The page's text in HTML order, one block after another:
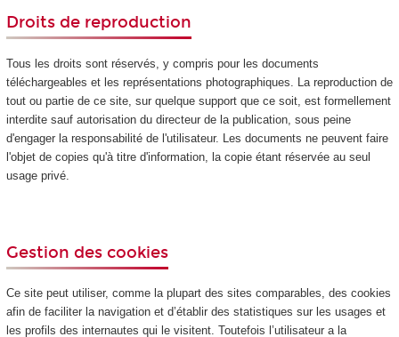
Droits de reproduction
Tous les droits sont réservés, y compris pour les documents
téléchargeables et les représentations photographiques. La reproduction de
tout ou partie de ce site, sur quelque support que ce soit, est formellement
interdite sauf autorisation du directeur de la publication, sous peine
d'engager la responsabilité de l'utilisateur. Les documents ne peuvent faire
l'objet de copies qu'à titre d'information, la copie étant réservée au seul
usage privé.
Gestion des cookies
Ce site peut utiliser, comme la plupart des sites comparables, des cookies
afin de faciliter la navigation et d’établir des statistiques sur les usages et
les profils des internautes qui le visitent. Toutefois l’utilisateur a la